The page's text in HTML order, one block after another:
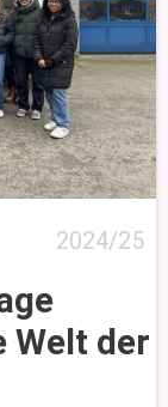
2024/25
Welt der